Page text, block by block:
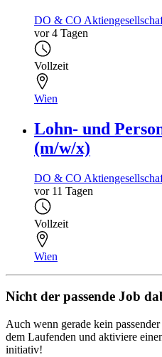
DO & CO
vor 4 Tagen
Vollzeit
Wien
Lohn- und
(m/w/x)
DO & CO
vor 11 Tagen
Vollzeit
Wien
Nicht der passende Job
Auch wenn gerade kein
dem Laufenden und aktiviere
initiativ!